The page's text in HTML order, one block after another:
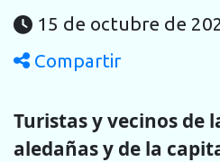
15 de octubre de
Compartir
Turistas y vecinos de
aledañas y de la